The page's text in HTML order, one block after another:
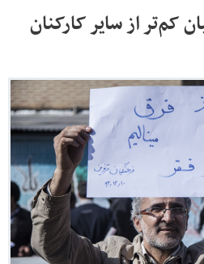
کم‌تر از سایر کارکنان